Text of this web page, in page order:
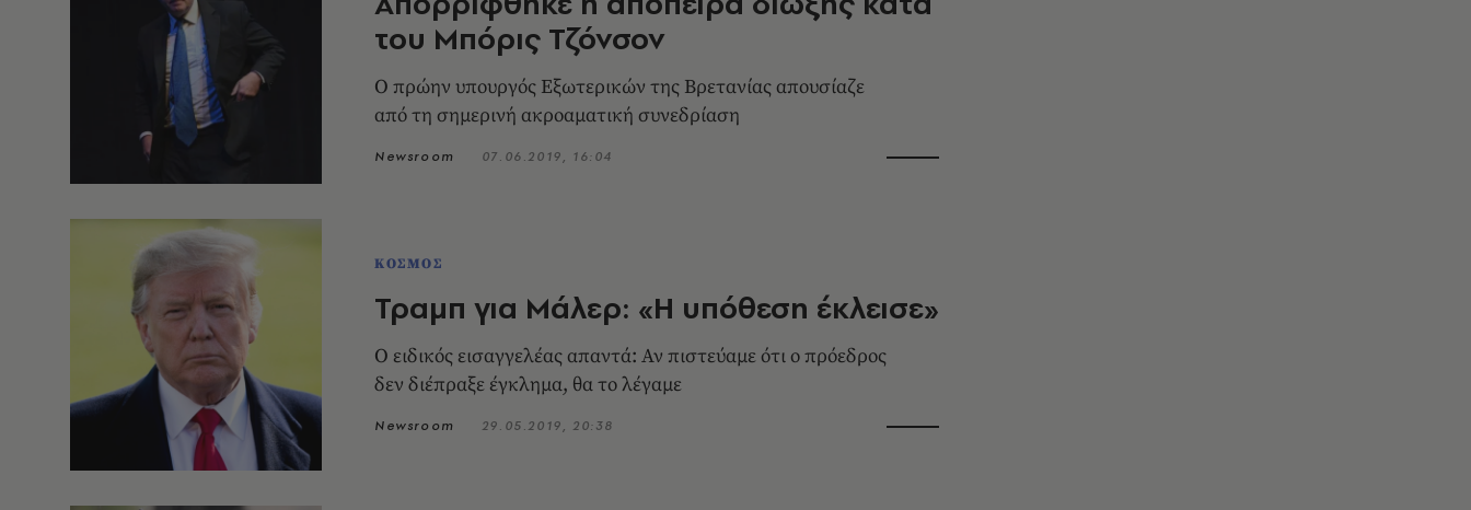
του Μπόρις Τζόνσον
Ο πρώην υπουργός Εξωτερικών της Βρετανίας απουσίαζε
από τη σημερινή ακροαματική συνεδρίαση
Newsroom 07.06.2019, 16:04
ΚΟΣΜΟΣ
Τραμπ για Μάλερ: «Η υπόθεση έκλεισε»
Ο ειδικός εισαγγελέας απαντά: Αν πιστεύαμε ότι ο πρόεδρος
δεν διέπραξε έγκλημα, θα το λέγαμε
Newsroom 29.05.2019, 20:38